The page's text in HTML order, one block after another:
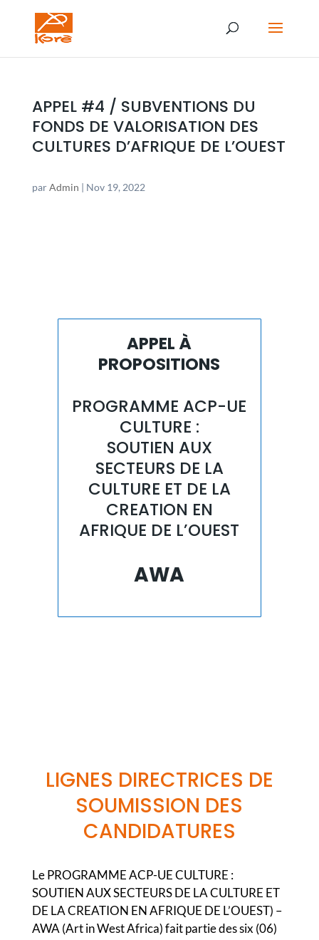
APPEL #4 / SUBVENTIONS DU
FONDS DE VALORISATION DES
CULTURES D’AFRIQUE DE L’OUEST
parAdmin | Nov 19, 2022
APPEL À
PROPOSITIONS
PROGRAMME ACP-UE
CULTURE :
SOUTIEN AUX
SECTEURS DE LA
CULTURE ET DE LA
CREATION EN
AFRIQUE DE L’OUEST
AWA
LIGNES DIRECTRICES DE
SOUMISSION DES
CANDIDATURES
Le PROGRAMME ACP-UE CULTURE :
SOUTIEN AUX SECTEURS DE LA CULTURE ET
DE LA CREATION EN AFRIQUE DE L’OUEST) –
AWA (Art in West Africa) fait partie des six (06)